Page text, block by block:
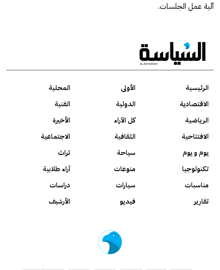
آلية عمل الجلسات.
الرئيسية الأولى
المحلية
الاقتصادية
الدولية
الفنية
الرياضية
كل الآراء
الأخيرة
الافتتاحية
الثقافية
الاجتماعية
يوم و يوم
سياحة
تراث
تكنولوجيا
منوعات
آراء طلابية
مناسبات
سيارات
دراسات
تقارير
فيديو الأرشيف